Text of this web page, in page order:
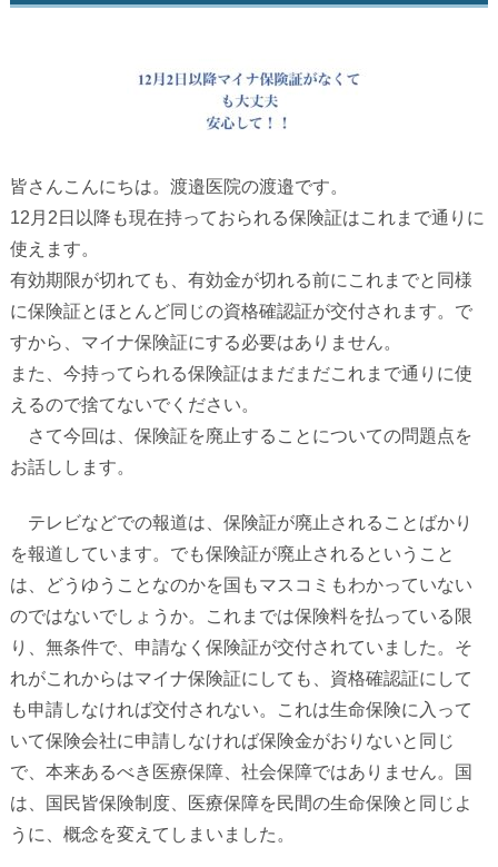
皆さんこんにちは。渡邉医院の渡邉です。
12月2日以降も現在持っておられる保険証はこれまで通りに
使えます。
有効期限が切れても、有効金が切れる前にこれまでと同様
に保険証とほとんど同じの資格確認証が交付されます。で
すから、マイナ保険証にする必要はありません。
また、今持ってられる保険証はまだまだこれまで通りに使
えるので捨てないでください。
さて今回は、保険証を廃止することについての問題点を
お話しします。
テレビなどでの報道は、保険証が廃止されることばかり
を報道しています。でも保険証が廃止されるということ
は、どうゆうことなのかを国もマスコミもわかっていない
のではないでしょうか。これまでは保険料を払っている限
り、無条件で、申請なく保険証が交付されていました。そ
れがこれからはマイナ保険証にしても、資格確認証にして
も申請しなければ交付されない。これは生命保険に入って
いて保険会社に申請しなければ保険金がおりないと同じ
で、本来あるべき医療保障、社会保障ではありません。国
は、国民皆保険制度、医療保障を民間の生命保険と同じよ
うに、概念を変えてしまいました。